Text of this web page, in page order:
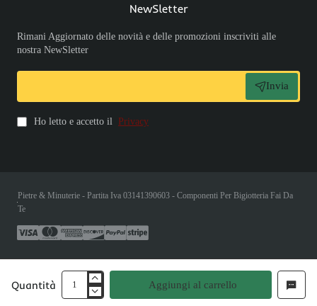
Quantità Aggiungi al carrello
NewSletter
Rimani Aggiornato delle novità e delle promozioni inscriviti alle
nostra NewSletter
Invia
Ho letto e accetto il Privacy
Pietre & Minuterie - Partita Iva 03141390603 - Componenti Per Bigiotteria Fai Da
Te